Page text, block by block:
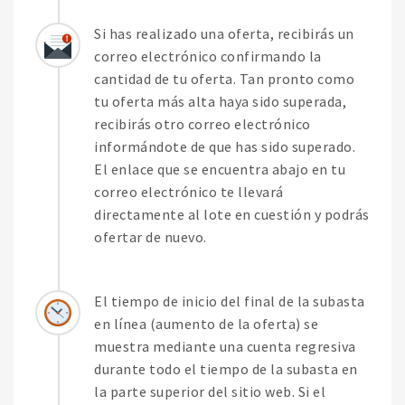
Si has realizado una oferta, recibirás un
correo electrónico confirmando la
cantidad de tu oferta. Tan pronto como
tu oferta más alta haya sido superada,
recibirás otro correo electrónico
informándote de que has sido superado.
El enlace que se encuentra abajo en tu
correo electrónico te llevará
directamente al lote en cuestión y podrás
ofertar de nuevo.
El tiempo de inicio del final de la subasta
en línea (aumento de la oferta) se
muestra mediante una cuenta regresiva
durante todo el tiempo de la subasta en
la parte superior del sitio web. Si el